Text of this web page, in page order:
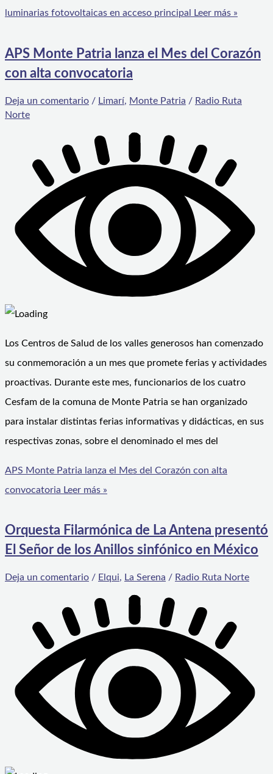
luminarias fotovoltaicas en acceso principal Leer más »
APS Monte Patria lanza el Mes del Corazón
con alta convocatoria
Deja un comentario / Limarí, Monte Patria / Radio Ruta
Norte
Los Centros de Salud de los valles generosos han comenzado
su conmemoración a un mes que promete ferias y actividades
proactivas. Durante este mes, funcionarios de los cuatro
Cesfam de la comuna de Monte Patria se han organizado
para instalar distintas ferias informativas y didácticas, en sus
respectivas zonas, sobre el denominado el mes del
APS Monte Patria lanza el Mes del Corazón con alta
convocatoria Leer más »
Orquesta Filarmónica de La Antena presentó
El Señor de los Anillos sinfónico en México
Deja un comentario / Elqui, La Serena / Radio Ruta Norte